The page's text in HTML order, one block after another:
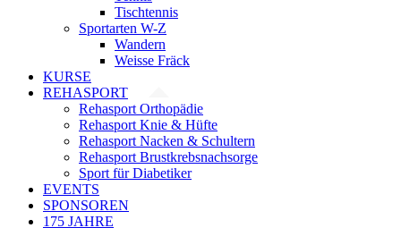
Tischtennis
Sportarten W-Z
Wandern
Weisse Fräck
KURSE
REHASPORT
Rehasport Orthopädie
Rehasport Knie & Hüfte
Rehasport Nacken & Schultern
Rehasport Brustkrebsnachsorge
Sport für Diabetiker
EVENTS
SPONSOREN
175 JAHRE